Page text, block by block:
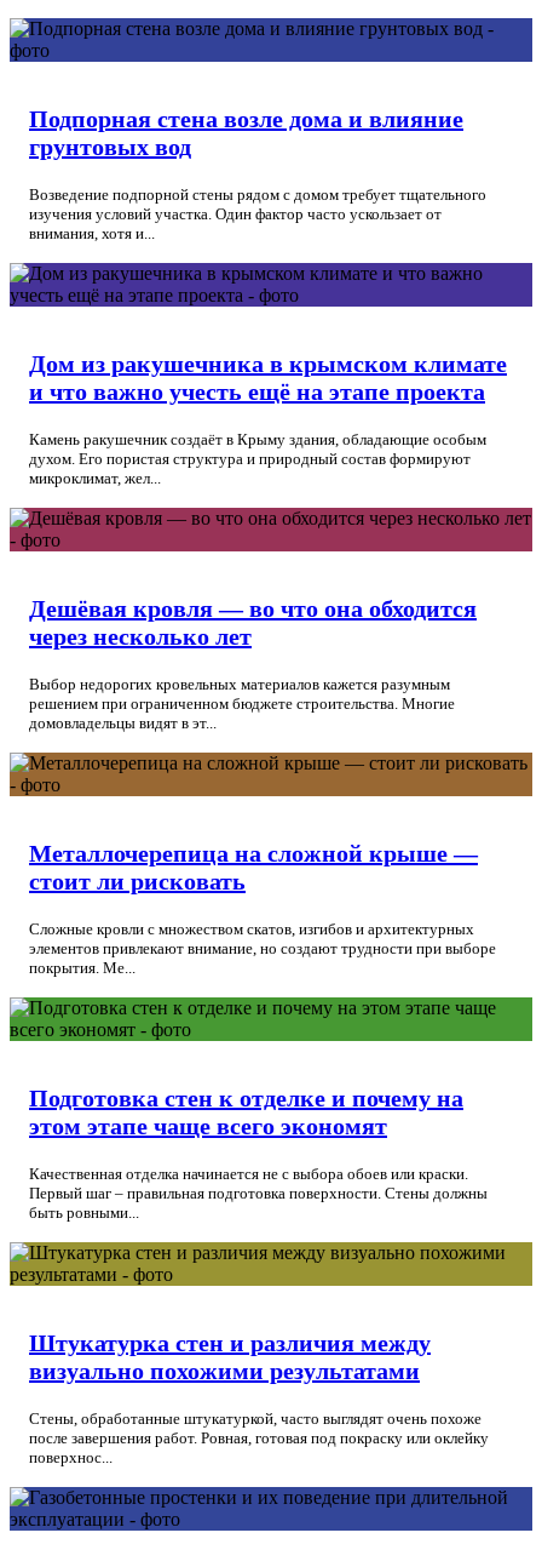
Подпорная стена возле дома и влияние
грунтовых вод
Возведение подпорной стены рядом с домом требует тщательного
изучения условий участка. Один фактор часто ускользает от
внимания, хотя и...
Дом из ракушечника в крымском климате
и что важно учесть ещё на этапе проекта
Камень ракушечник создаёт в Крыму здания, обладающие особым
духом. Его пористая структура и природный состав формируют
микроклимат, жел...
Дешёвая кровля — во что она обходится
через несколько лет
Выбор недорогих кровельных материалов кажется разумным
решением при ограниченном бюджете строительства. Многие
домовладельцы видят в эт...
Металлочерепица на сложной крыше —
стоит ли рисковать
Сложные кровли с множеством скатов, изгибов и архитектурных
элементов привлекают внимание, но создают трудности при выборе
покрытия. Ме...
Подготовка стен к отделке и почему на
этом этапе чаще всего экономят
Качественная отделка начинается не с выбора обоев или краски.
Первый шаг – правильная подготовка поверхности. Стены должны
быть ровными...
Штукатурка стен и различия между
визуально похожими результатами
Стены, обработанные штукатуркой, часто выглядят очень похоже
после завершения работ. Ровная, готовая под покраску или оклейку
поверхнос...